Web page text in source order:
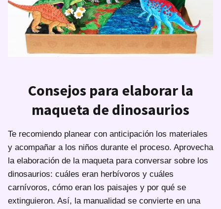
Consejos para elaborar la
maqueta de dinosaurios
Te recomiendo planear con anticipación los materiales
y acompañar a los niños durante el proceso. Aprovecha
la elaboración de la maqueta para conversar sobre los
dinosaurios: cuáles eran herbívoros y cuáles
carnívoros, cómo eran los paisajes y por qué se
extinguieron. Así, la manualidad se convierte en una